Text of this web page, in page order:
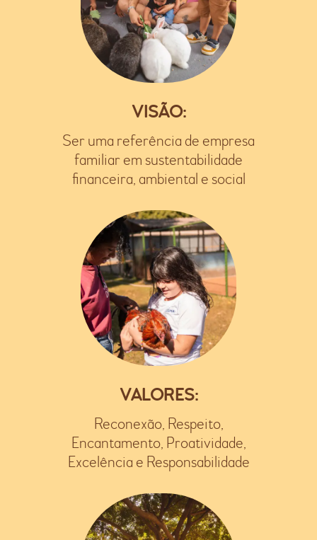
VISÃO:
Ser uma referência de empresa
familiar em sustentabilidade
financeira, ambiental e social
VALORES:
Reconexão, Respeito,
Encantamento, Proatividade,
Excelência e Responsabilidade